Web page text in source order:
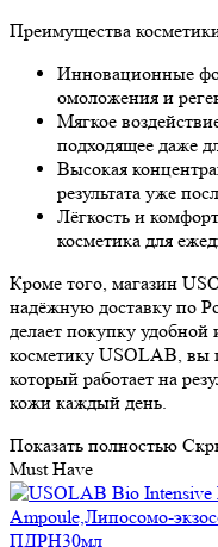
Преимущества
Инновационные
омоложения и
Мягкое
подходящее даже
Высокая
результата уже
Лёгкость и
косметика для
Кроме того, магазин
надёжную доставку по
делает покупку
косметику USOLAB, вы
который работает на
кожи каждый день.
Показать полностью
Must Have